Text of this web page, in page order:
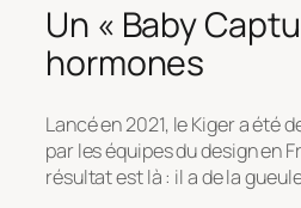
Un « Baby
hormones
Lancé en 2021, le Kiger a été
par les équipes du design en
résultat est là : il a de la